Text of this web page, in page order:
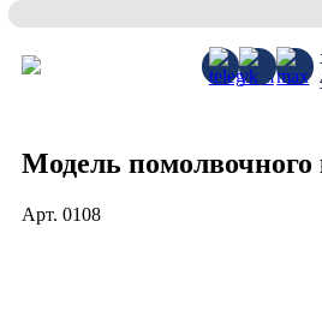
Модель помолвочного
Арт. 0108